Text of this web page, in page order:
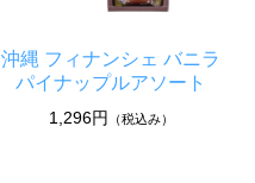
沖縄 フィナンシェ バニラ
パイナップルアソート
1,296円 （税込み）